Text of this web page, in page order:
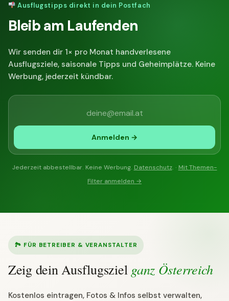
Ausflugstipps direkt in dein Postfach
Bleib am Laufenden
Wir senden dir 1× pro Monat handverlesene
Ausflugsziele, saisonale Tipps und Geheimplätze. Keine
Werbung, jederzeit kündbar.
Anmelden →
Jederzeit abbestellbar. Keine Werbung. Datenschutz. · Mit Themen-
Filter anmelden →
🏞 FÜR BETREIBER & VERANSTALTER
Zeig dein Ausflugsziel ganz Österreich
Kostenlos eintragen, Fotos & Infos selbst verwalten,